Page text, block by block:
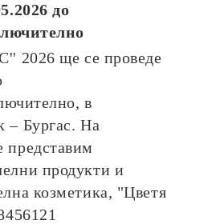
до
2026ще се проведе
в
– Бургас. На
представим
продукти и
козметика, "Цветя